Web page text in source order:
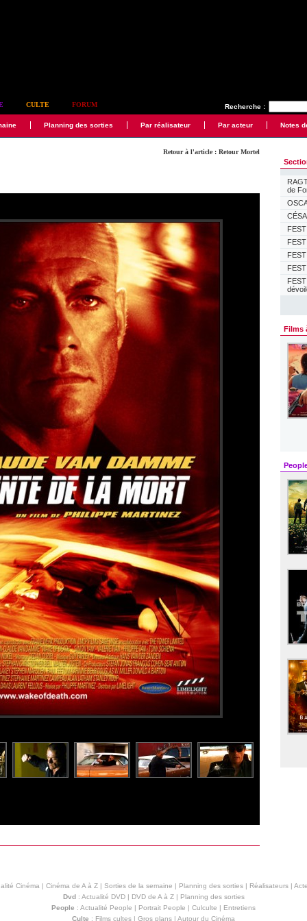
Recherche :
CULTE FORUM
Planning des sorties Par réalisateur Par acteur Notes
Retour à l'article : Retour Mortel
de
Films
Cinéma | Cinéma de A à Z| Sorties de la semaine | Planning des sorties| Réalisateurs|
Dvd: Actualité DVD| DVD de A à Z| Planning des sorties
People : Actualité People | Portrait People | Culculte | Entretiens
Culte : Films cultes | Gros plans | Autour du Cinéma